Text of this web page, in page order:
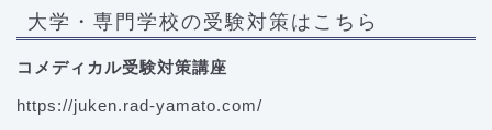
大学・専門学校の受験対策はこちら
コメディカル受験対策講座
https://juken.rad-yamato.com/